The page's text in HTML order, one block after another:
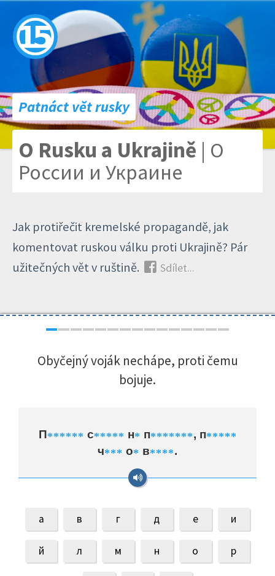
Patnáct vět rusky
O Rusku a Ukrajině | О
России и Украине
Jak protiřečit kremelské propagandě, jak
komentovat ruskou válku proti Ukrajině? Pár
užitečných vět v ruštině.
Sdílet...
Obyčejný voják nechápe, proti čemu
bojuje.
П****** с***** н* п*******, п*****
ч*** о* в****.
а в г д е и
й л м н о р